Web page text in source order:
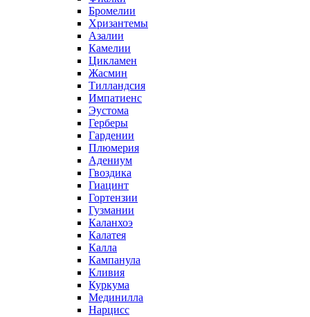
Бромелии
Хризантемы
Азалии
Камелии
Цикламен
Жасмин
Тилландсия
Импатиенс
Эустома
Герберы
Гардении
Плюмерия
Адениум
Гвоздика
Гиацинт
Гортензии
Гузмании
Каланхоэ
Калатея
Калла
Кампанула
Кливия
Куркума
Мединилла
Нарцисс